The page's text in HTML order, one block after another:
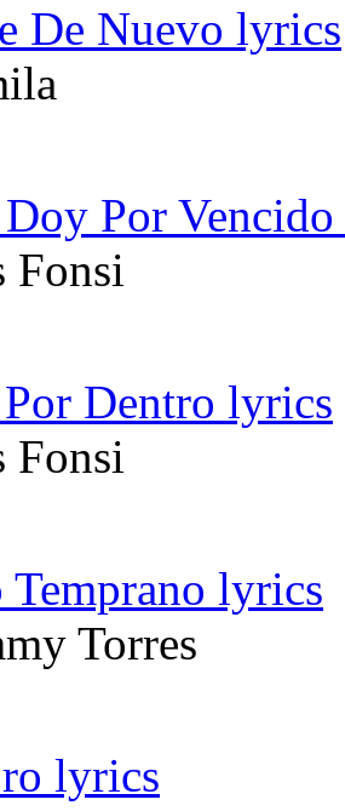
De Nuevo lyrics
Por
Fonsi
Dentro lyrics
Fonsi
Temprano lyrics
Torres
lyrics